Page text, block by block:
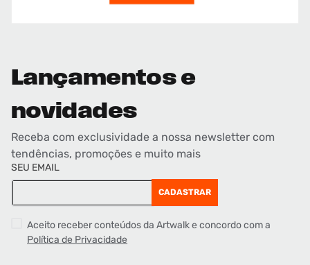
Lançamentos e
novidades
Receba com exclusividade a nossa newsletter com
tendências, promoções e muito mais
SEU EMAIL
CADASTRAR
Aceito receber conteúdos da Artwalk e concordo com a
Política de Privacidade